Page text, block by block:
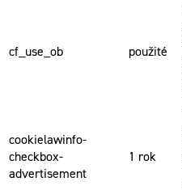
cf_use_ob použité
cookielawinfo-
checkbox-
advertisement
1 rok